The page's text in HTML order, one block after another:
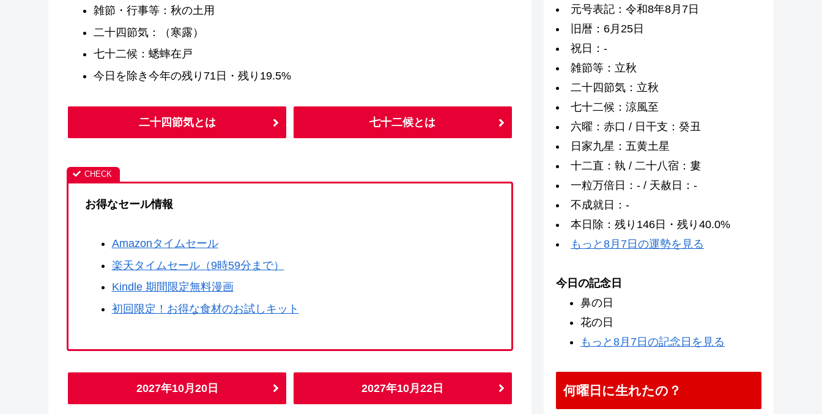
雑節・行事等：秋の土用
二十四節気：（寒露）
七十二候：蟋蟀在戸
今日を除き今年の残り71日・残り19.5%
二十四節気とは 七十二候とは
お得なセール情報
Amazonタイムセール
楽天タイムセール（9時59分まで）
Kindle 期間限定無料漫画
初回限定！お得な食材のお試しキット
2027年10月20日 2027年10月22日
元号表記：令和8年8月7日
旧暦：6月25日
祝日：-
雑節等：立秋
二十四節気：立秋
七十二候：涼風至
六曜：赤口 / 日干支：癸丑
日家九星：五黄土星
十二直：執 / 二十八宿：婁
一粒万倍日：- / 天赦日：-
不成就日：-
本日除：残り146日・残り40.0%
もっと8月7日の運勢を見る
今日の記念日
鼻の日
花の日
もっと8月7日の記念日を見る
何曜日に生れたの？